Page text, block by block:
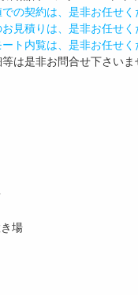
の契約は、是非お任せく
見積りは、是非お任せく
ト内覧は、是非お任せく
は是非お問合せ下さいま
場